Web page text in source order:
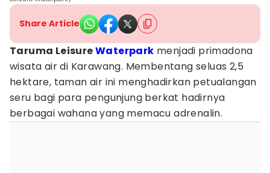
Share Article
Taruma LeisureWaterpark menjadi primadona
wisata air di Karawang. Membentang seluas 2,5
hektare, taman air ini menghadirkan petualangan
seru bagi para pengunjung berkat hadirnya
berbagai wahana yang memacu adrenalin.